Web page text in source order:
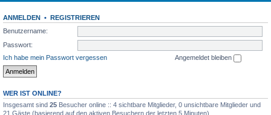
ANMELDEN • REGISTRIEREN
Benutzername:
Passwort:
Ich habe mein Passwort vergessen
Angemeldet bleiben
WER IST ONLINE?
Insgesamt sind 25 Besucher online :: 4 sichtbare Mitglieder, 0 unsichtbare Mitglieder und
21 Gäste (basierend auf den aktiven Besuchern der letzten 5 Minuten)